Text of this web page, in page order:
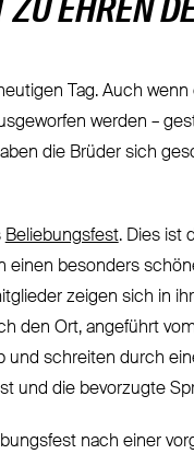
EHREN
Tag. Auch
werden –
die Brüder sich
Beliebungsfest. Dies ist
einen besonders
zeigen sich in
den Ort, angeführt
und schreiten durch
und die bevorzugte
nach einer